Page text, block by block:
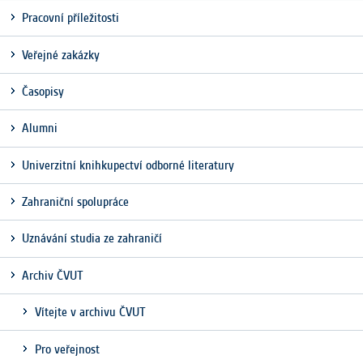
Pracovní příležitosti
Veřejné zakázky
Časopisy
Alumni
Univerzitní knihkupectví odborné literatury
Zahraniční spolupráce
Uznávání studia ze zahraničí
Archiv ČVUT
Vítejte v archivu ČVUT
Pro veřejnost